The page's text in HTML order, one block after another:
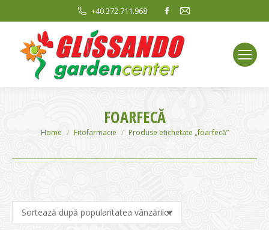
+40.372.711.968
Facebook
opens
in
new
window
Mail
window
FOARFECĂ
You are here:
Home Fitofarmacie Produse etichetate „foarfecă”